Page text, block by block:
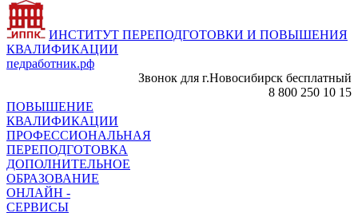
ИНСТИТУТ ПЕРЕПОДГОТОВКИ И ПОВЫШЕНИЯ
КВАЛИФИКАЦИИ
педработник.рф
Звонок для г.Новосибирск бесплатный
8 800 250 10 15
ПОВЫШЕНИЕ
КВАЛИФИКАЦИИ
ПРОФЕССИОНАЛЬНАЯ
ПЕРЕПОДГОТОВКА
ДОПОЛНИТЕЛЬНОЕ
ОБРАЗОВАНИЕ
ОНЛАЙН -
СЕРВИСЫ